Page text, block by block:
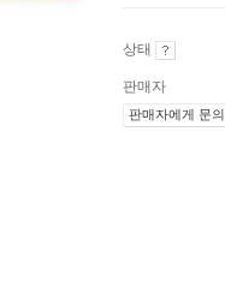
상태
판매자
판매자에게 문의